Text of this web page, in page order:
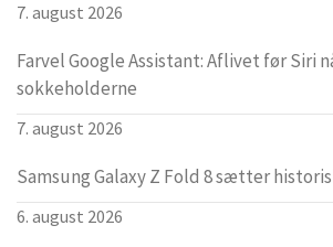
7. august 2026
Farvel Google Assistant: Aflivet før Siri
sokkeholderne
7. august 2026
Samsung Galaxy Z Fold 8 sætter
6. august 2026